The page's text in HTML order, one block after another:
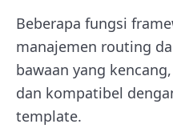
Beberapa fungsi
manajemen routing
bawaan yang
dan kompatibel
template.